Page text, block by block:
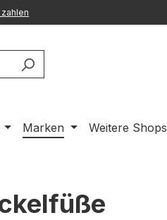
Marken Weitere Shops